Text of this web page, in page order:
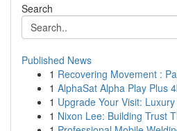
Search
Published News
1 Recovering Movement :
1 AlphaSat Alpha Play Plus
1 Upgrade Your Visit:
1 Nixon Lee: Building Trust